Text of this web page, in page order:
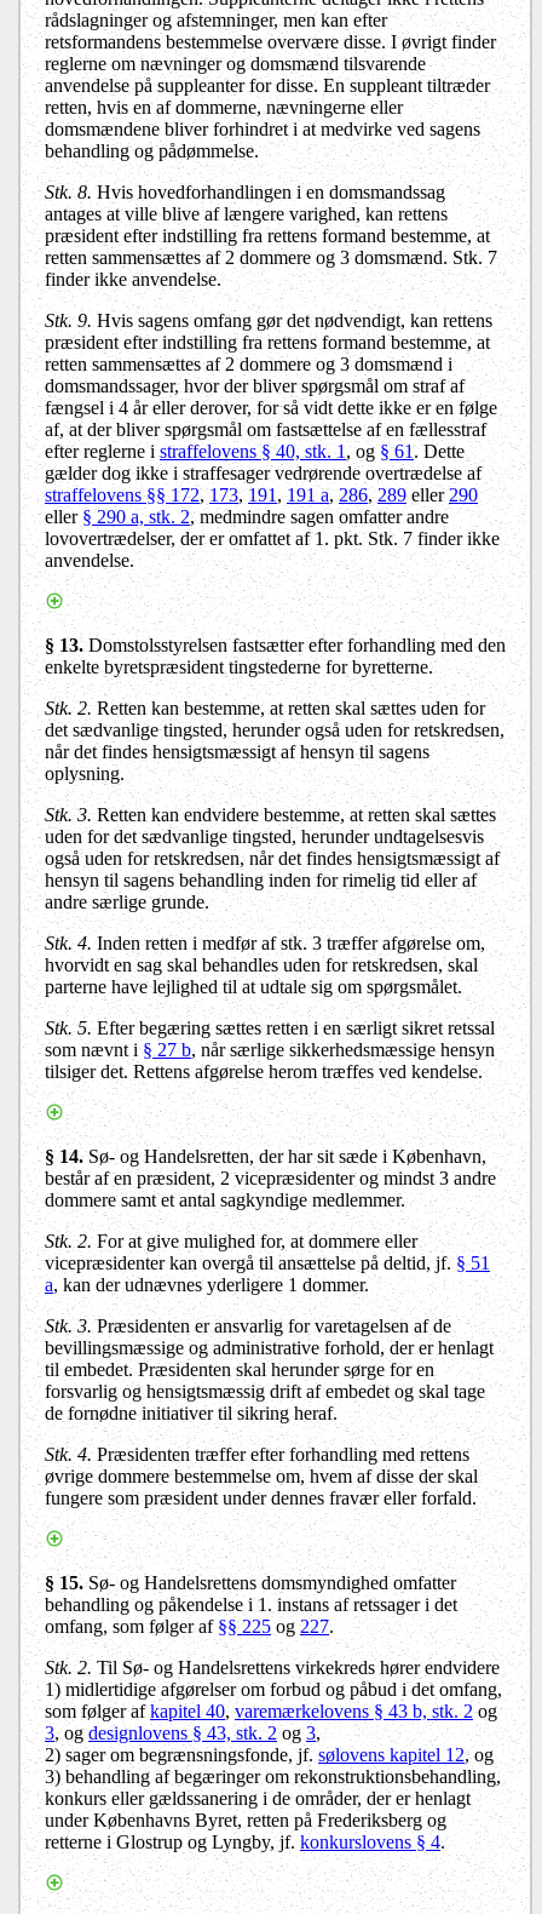
rådslagninger og afstemninger, men kan efter
retsformandens bestemmelse overvære disse. I øvrigt finder
reglerne om nævninger og domsmænd tilsvarende
anvendelse på suppleanter for disse. En suppleant tiltræder
retten, hvis en af dommerne, nævningerne eller
domsmændene bliver forhindret i at medvirke ved sagens
behandling og pådømmelse.
Stk. 8. Hvis hovedforhandlingen i en domsmandssag
antages at ville blive af længere varighed, kan rettens
præsident efter indstilling fra rettens formand bestemme, at
retten sammensættes af 2 dommere og 3 domsmænd. Stk. 7
finder ikke anvendelse.
Stk. 9. Hvis sagens omfang gør det nødvendigt, kan rettens
præsident efter indstilling fra rettens formand bestemme, at
retten sammensættes af 2 dommere og 3 domsmænd i
domsmandssager, hvor der bliver spørgsmål om straf af
fængsel i 4 år eller derover, for så vidt dette ikke er en følge
af, at der bliver spørgsmål om fastsættelse af en fællesstraf
efter reglerne istraffelovens § 40, stk. 1 , og§ 61. Dette
gælder dog ikke i straffesager vedrørende overtrædelse af
straffelovens §§ 172,173,191 ,191 a, 286,289eller290
eller§ 290 a, stk. 2, medmindre sagen omfatter andre
lovovertrædelser, der er omfattet af 1. pkt. Stk. 7 finder ikke
anvendelse.
§ 13. Domstolsstyrelsen fastsætter efter forhandling med den
enkelte byretspræsident tingstederne for byretterne.
Stk. 2. Retten kan bestemme, at retten skal sættes uden for
det sædvanlige tingsted, herunder også uden for retskredsen,
når det findes hensigtsmæssigt af hensyn til sagens
oplysning.
Stk. 3. Retten kan endvidere bestemme, at retten skal sættes
uden for det sædvanlige tingsted, herunder undtagelsesvis
også uden for retskredsen, når det findes hensigtsmæssigt af
hensyn til sagens behandling inden for rimelig tid eller af
andre særlige grunde.
Stk. 4. Inden retten i medfør af stk. 3 træffer afgørelse om,
hvorvidt en sag skal behandles uden for retskredsen, skal
parterne have lejlighed til at udtale sig om spørgsmålet.
Stk. 5.Efter begæring sættes retten i en særligt sikret retssal
som nævnt i§ 27 b, når særlige sikkerhedsmæssige hensyn
tilsiger det. Rettens afgørelse herom træffes ved kendelse.
§ 14.Sø- og Handelsretten, der har sit sæde i København,
består af en præsident, 2 vicepræsidenter og mindst 3 andre
dommere samt et antal sagkyndige medlemmer.
Stk. 2.For at give mulighed for, at dommere eller
vicepræsidenter kan overgå til ansættelse på deltid, jf.§ 51
a, kan der udnævnes yderligere 1 dommer.
Stk. 3. Præsidenten er ansvarlig for varetagelsen af de
bevillingsmæssige og administrative forhold, der er henlagt
til embedet. Præsidenten skal herunder sørge for en
forsvarlig og hensigtsmæssig drift af embedet og skal tage
de fornødne initiativer til sikring heraf.
Stk. 4. Præsidenten træffer efter forhandling med rettens
øvrige dommere bestemmelse om, hvem af disse der skal
fungere som præsident under dennes fravær eller forfald.
§ 15.Sø- og Handelsrettens domsmyndighed omfatter
behandling og påkendelse i 1. instans af retssager i det
omfang, som følger af §§ 225og227.
Stk. 2. Til Sø- og Handelsrettens virkekreds hører endvidere
1)midlertidige afgørelser om forbud og påbud i det omfang,
som følger afkapitel 40,varemærkelovens § 43 b, stk. 2og
3, ogdesignlovens § 43, stk. 2og3,
2) sager om begrænsningsfonde, jf.sølovens kapitel 12, og
3) behandling af begæringer om rekonstruktionsbehandling,
konkurs eller gældssanering i de områder, der er henlagt
under Københavns Byret, retten på Frederiksberg og
retterne i Glostrup og Lyngby, jf.konkurslovens § 4.